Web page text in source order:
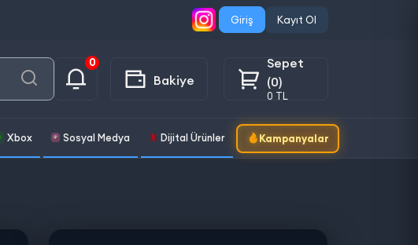
Giriş Kayıt Ol
0
Bakiye
Sepet
(0)
0 TL
Xbox Sosyal Medya Dijital Ürünler Kampanyalar